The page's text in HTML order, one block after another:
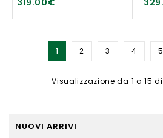
319.00€
1 2 3 4 5
Visualizzazione da 1 a 15
NUOVI ARRIVI